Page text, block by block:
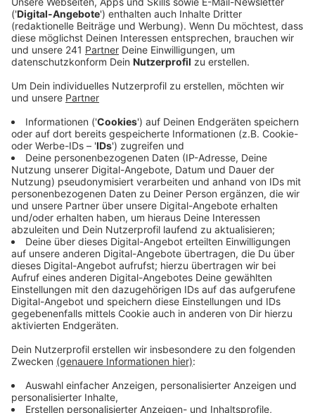
offenbar eskaliert.
Veröffentlicht:Sonntag, 30.04.2023 15:16
Anzeige
Nach ersten Ermittlungen steht der Kiosk-Angestellte
im Verdacht, auf den 35-Jährigen eingestochen und ihn
so tödlich verletzt zu haben. Polizei und
Rettungskräfte hatten noch vor Ort
Reanimationsmaßnahmen eingeleitet, allerdings ohne
Erfolg. Der 35-Jährige ist noch vor Ort gestorben. Der
58-jährige Angestellte des Kiosks wurde noch am
Tatort festgenommen. Er sitzt jetzt in
Untersuchungshaft. Polizei und Staatsanwaltschaft
werfen ihm Totschlag vor. Die genauen Hintergründe
der Tat und des Streits sind noch unklar. Für die
weiteren Ermittlungen wurde eine Mordkommission
eingerichtet.
Anzeige
Weitere Meldungen aus Leverkusen